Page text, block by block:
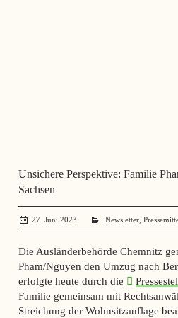
Unsichere Perspektive: Familie
Sachsen
27. Juni 2023 administrator
Newsletter,
Die Ausländerbehörde Chemnitz
Pham/Nguyen den Umzug nach
erfolgte heute durch die
Familie gemeinsam mit
Streichung der Wohnsitzauflage